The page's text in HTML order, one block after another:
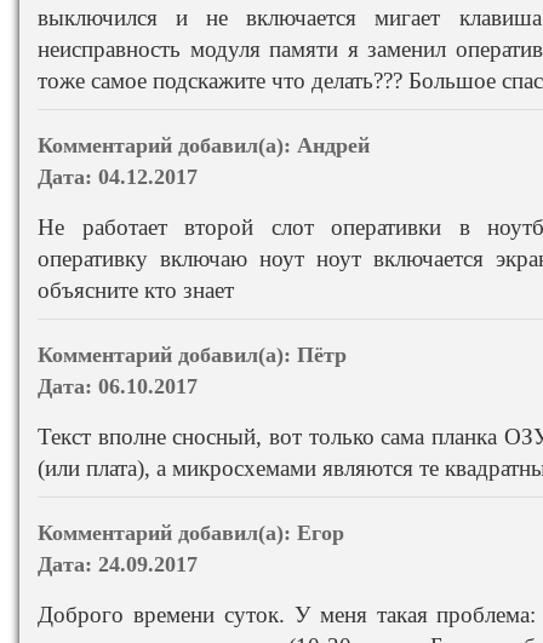
выключился и не включается мигает
неисправность модуля памяти я заменил
тоже самое подскажите что делать??? Большое
Комментарий добавил(а): Андрей
Дата: 04.12.2017
Не работает второй слот оперативки в
оперативку включаю ноут ноут включается
объясните кто знает
Комментарий добавил(а): Пётр
Дата: 06.10.2017
Текст вполне сносный, вот только сама планка
(или плата), а микросхемами являются те
Комментарий добавил(а): Егор
Дата: 24.09.2017
Доброго времени суток. У меня такая